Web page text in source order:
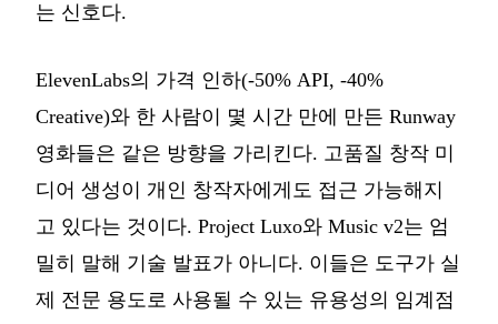
는 신호다.
ElevenLabs의 가격 인하(-50% API, -40%
Creative)와 한 사람이 몇 시간 만에 만든 Runway
영화들은 같은 방향을 가리킨다. 고품질 창작 미
디어 생성이 개인 창작자에게도 접근 가능해지
고 있다는 것이다. Project Luxo와 Music v2는 엄
밀히 말해 기술 발표가 아니다. 이들은 도구가 실
제 전문 용도로 사용될 수 있는 유용성의 임계점